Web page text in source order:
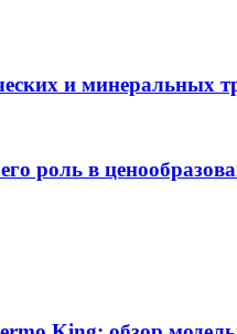
и минеральных
роль в